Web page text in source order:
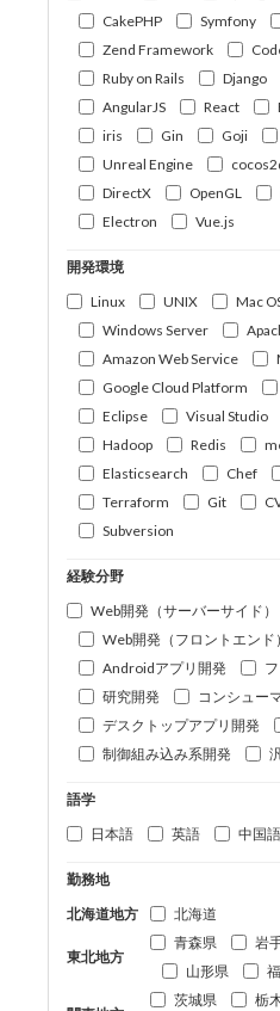
CakePHP
Symfony
Zend Framework
Ruby on Rails
Django
AngularJS
React
iris
Gin Goji
Unreal Engine
DirectX
OpenGL
Electron
Vue.js
開発環境
Linux
UNIX Mac
Windows Server
Amazon Web Service
Google Cloud Platform
Eclipse
Visual Studio
Hadoop
Redis
Elasticsearch
Chef
Terraform
Git
Subversion
経験分野
Web開発（サーバーサイド）
Web開発（フロントエンド）
Androidアプリ開発
研究開発
コンシュー
デスクトップアプリ開発
制御組み込み系開発
語学
日本語
英語 中国語
勤務地
北海道地方
北海道
東北地方
青森県 岩
山形県
茨城県 栃